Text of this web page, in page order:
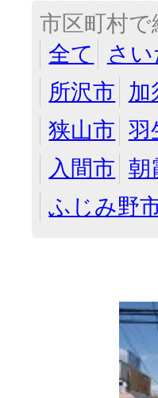
市区町村
全て
さ
所沢市 加
狭山市 羽
入間市 朝
ふじみ野